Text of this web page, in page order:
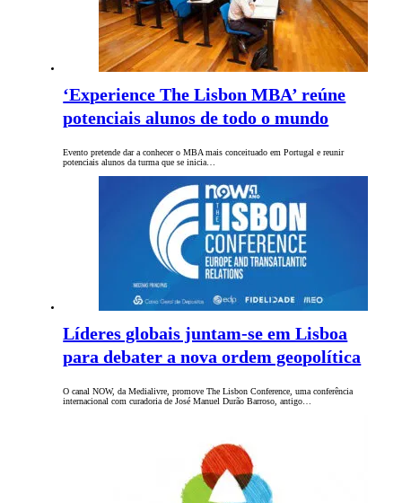
‘Experience The Lisbon MBA’ reúne
potenciais alunos de todo o mundo
Evento pretende dar a conhecer o MBA mais conceituado em Portugal e reunir
potenciais alunos da turma que se inicia…
Líderes globais juntam-se em Lisboa
para debater a nova ordem geopolítica
O canal NOW, da Medialivre, promove The Lisbon Conference, uma conferência
internacional com curadoria de José Manuel Durão Barroso, antigo…